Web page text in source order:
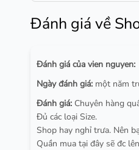
Đánh giá về
Đánh giá của vien nguyen:
Ngày đánh giá: một năm
Đánh giá: Chuyên hàng
Đủ các loại Size.
Shop hay nghỉ trưa. Nên
Quần mua tại đây sẽ đc